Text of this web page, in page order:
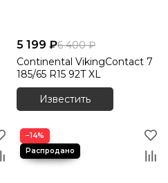
5 199 ₽6 400 ₽
Continental VikingContact 7
185/65 R15 92T XL
Известить
−14%